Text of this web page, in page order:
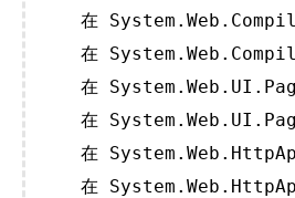
在
在
在
在
在
在